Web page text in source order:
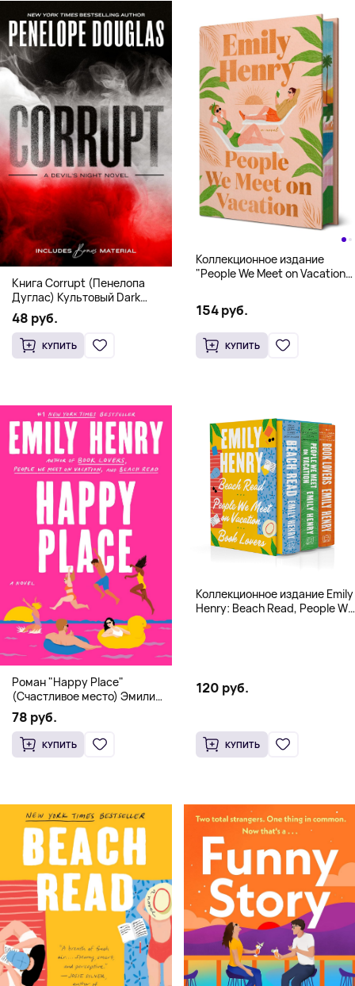
Книга Corrupt (Пенелопа
Дуглас) Культовый Dark
Romance бестселлер (18+)
48 руб.
КУПИТЬ
Коллекционное издание
"People We Meet on Vacation"
Hardcover
154 руб.
КУПИТЬ
Роман "Happy Place"
(Счастливое место) Эмили
Генри | Твердый переплет
78 руб.
КУПИТЬ
Коллекционное издание Emily
Henry: Beach Read, People We
120 руб.
КУПИТЬ